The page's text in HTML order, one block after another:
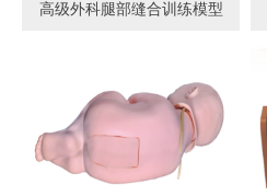
高级外科腿部缝合训练模型